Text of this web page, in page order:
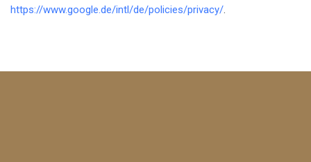
https://www.google.de/intl/de/policies/privacy/.